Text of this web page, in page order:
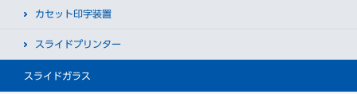
カセット印字装置
スライドプリンター
スライドガラス